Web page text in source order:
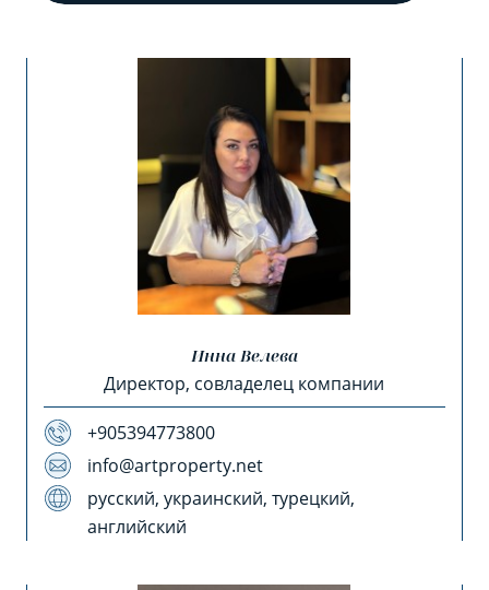
Инна Велева
Директор, совладелец компании
+905394773800
info@artproperty.net
русский, украинский, турецкий,
английский